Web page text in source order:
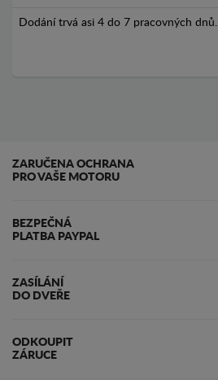
Dodání trvá asi 4 do 7 pracovných dnů.
ZARUČENA OCHRANA
PRO VAŠE MOTORU
BEZPEČNÁ
PLATBA PAYPAL
ZASÍLÁNÍ
DO DVEŘE
ODKOUPIT
ZÁRUCE